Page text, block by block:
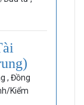
, Đồng
Kiểm